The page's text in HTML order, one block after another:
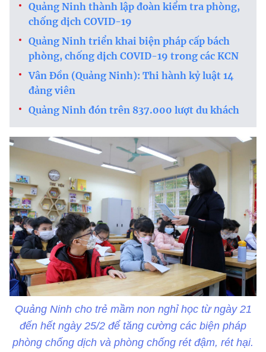
Quảng Ninh thành lập đoàn kiểm tra phòng,
chống dịch COVID-19
Quảng Ninh triển khai biện pháp cấp bách
phòng, chống dịch COVID-19 trong các KCN
Vân Đồn (Quảng Ninh): Thi hành kỷ luật 14
đảng viên
Quảng Ninh đón trên 837.000 lượt du khách
Quảng Ninh cho trẻ mầm non nghỉ học từ ngày 21
đến hết ngày 25/2 để tăng cường các biện pháp
phòng chống dịch và phòng chống rét đậm, rét hại.